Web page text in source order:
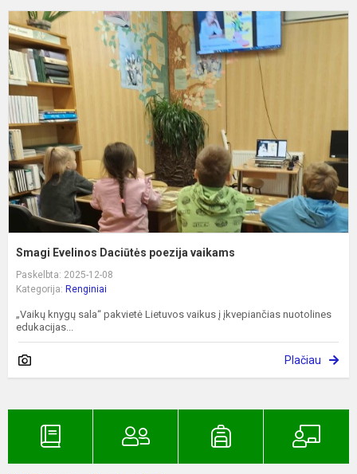
Smagi Evelinos Daciūtės poezija vaikams
Paskelbta: 2025-12-08
Kategorija: Renginiai
„Vaikų knygų sala“ pakvietė Lietuvos vaikus į įkvepiančias nuotolines
edukacijas...
Plačiau